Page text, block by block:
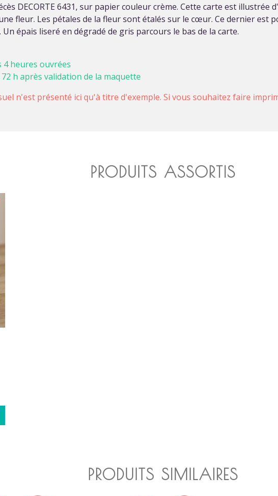
DECORTE 6431, sur papier couleur crème. Cette carte est illustrée
fleur. Les pétales de la fleur sont étalés sur le cœur. Ce dernier est
épais liseré en dégradé de gris parcours le bas de la carte.
4 heures ouvrées
h après validation de la maquette
n'est présenté ici qu'à titre d'exemple. Si vous souhaitez faire
PRODUITS ASSORTIS
PRODUITS SIMILAIRES